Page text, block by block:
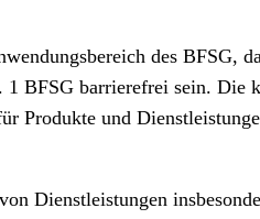
des BFSG,
BFSG barrierefrei sein.
Produkte und
Dienstleistungen